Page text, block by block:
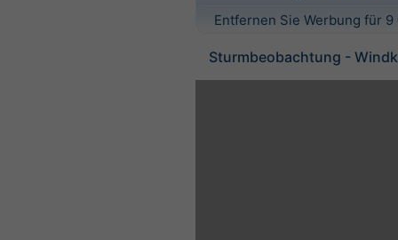
Entfernen Sie Werbung für
Sturmbeobachtung -